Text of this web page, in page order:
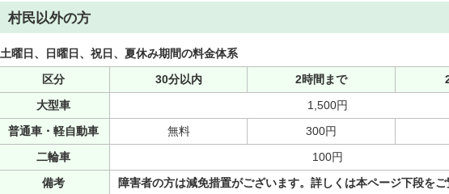
村民以外の方
土曜日、日曜日、祝日、夏休み期間の料金体系
区分
30分以内 2時間まで
大型車
1,500円
普通車・軽自動車
無料 300円
二輪車
100円
備考
障害者の方は減免措置がございます。詳しくは本ページ下段をご